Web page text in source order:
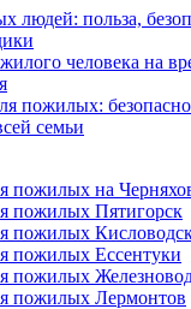
людей: польза,
человека на
пожилых:
семьи
пожилых на
пожилых Пятигорск
пожилых
пожилых Ессентуки
пожилых
пожилых Лермонтов